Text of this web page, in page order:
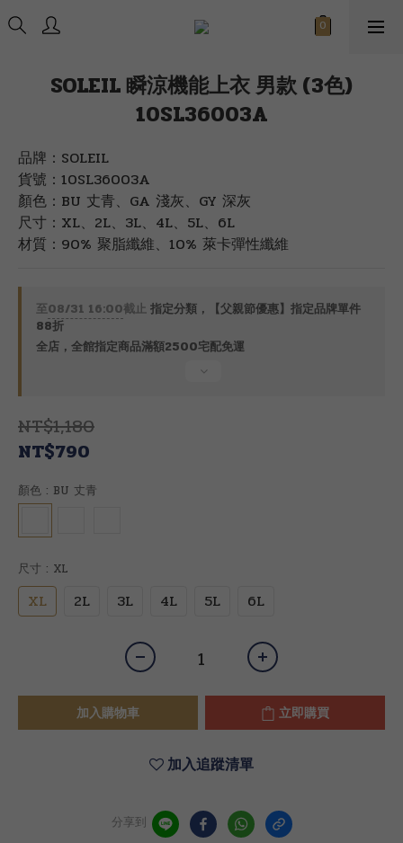
SOLEIL 瞬涼機能上衣 男款 (3色)
10SL36003A
品牌：SOLEIL
貨號：10SL36003A
顏色：BU 丈青、GA 淺灰、GY 深灰
尺寸：XL、2L、3L、4L、5L、6L
材質：90% 聚脂纖維、10% 萊卡彈性纖維
至08/31 16:00截止 指定分類，【父親節優惠】指定品牌單件
88折
全店，全館指定商品滿額2500宅配免運
NT$1,180
NT$790
顏色 : BU 丈青
尺寸 : XL
XL 2L 3L 4L 5L 6L
加入購物車 立即購買
加入追蹤清單
分享到